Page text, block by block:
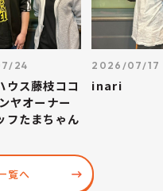
24
ウス藤枝ココ
ヤオーナー
フたまちゃん
2026/07/17
inari
覧へ